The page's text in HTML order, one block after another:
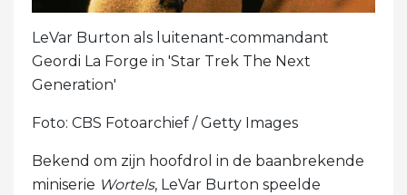
LeVar Burton als luitenant-commandant
Geordi La Forge in 'Star Trek The Next
Generation'
Foto: CBS Fotoarchief / Getty Images
Bekend om zijn hoofdrol in de baanbrekende
miniserie Wortels, LeVar Burton speelde